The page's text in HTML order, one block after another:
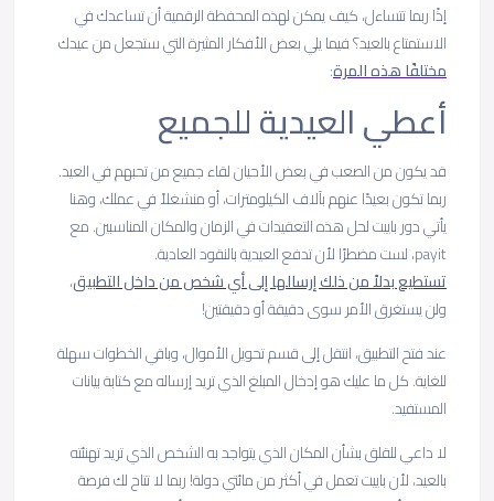
إذًا ربما تتساءل، كيف يمكن لهذه المحفظة الرقمية أن تساعدك في
الاستمتاع بالعيد؟ فيما يلي بعض الأفكار المثيرة التي ستجعل من عيدك
مختلفًا هذه المرة:
أعطي العيدية للجميع
قد يكون من الصعب في بعض الأحيان لقاء جميع من تحبهم في العيد.
ربما تكون بعيدًا عنهم بآلاف الكيلومترات، أو منشغلاً في عملك، وهنا
يأتي دور باييت لحل هذه التعقيدات في الزمان والمكان المناسبين. مع
payit، لست مضطرًا لأن تدفع العيدية بالنقود العادية.
تستطيع بدلاً من ذلك إرسالها إلى أي شخص من داخل التطبيق،
ولن يستغرق الأمر سوى دقيقة أو دقيقتين!
عند فتح التطبيق، انتقل إلى قسم تحويل الأموال، وباقي الخطوات سهلة
للغاية. كل ما عليك هو إدخال المبلغ الذي تريد إرساله مع كتابة بيانات
المستفيد.
لا داعي للقلق بشأن المكان الذي يتواجد به الشخص الذي تريد تهنئته
بالعيد، لأن باييت تعمل في أكثر من مائتي دولة! ربما لا تتاح لك فرصة